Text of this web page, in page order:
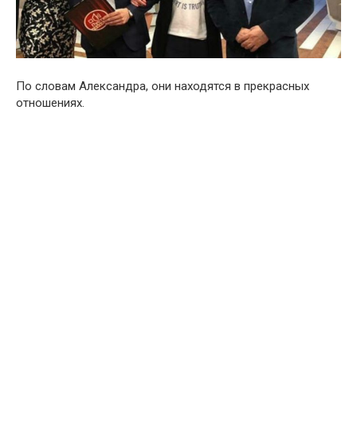
По словам Александра, они находятся в прекрасных
отношениях.